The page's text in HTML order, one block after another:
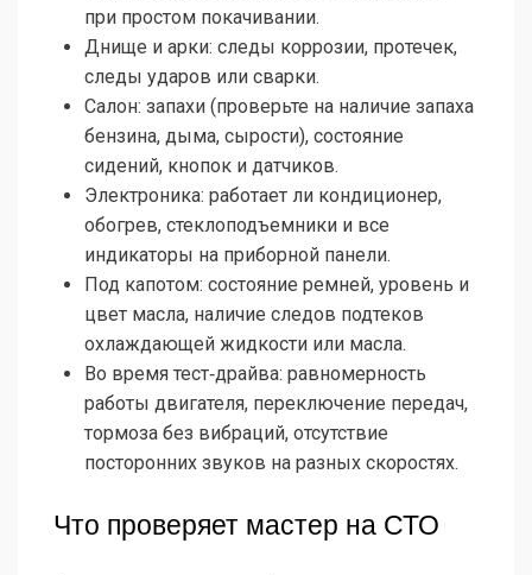
при простом покачивании.
Днище и арки: следы коррозии, протечек,
следы ударов или сварки.
Салон: запахи (проверьте на наличие запаха
бензина, дыма, сырости), состояние
сидений, кнопок и датчиков.
Электроника: работает ли кондиционер,
обогрев, стеклоподъемники и все
индикаторы на приборной панели.
Под капотом: состояние ремней, уровень и
цвет масла, наличие следов подтеков
охлаждающей жидкости или масла.
Во время тест‑драйва: равномерность
работы двигателя, переключение передач,
тормоза без вибраций, отсутствие
посторонних звуков на разных скоростях.
Что проверяет мастер на СТО